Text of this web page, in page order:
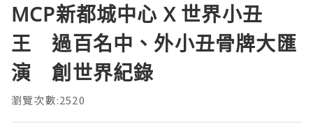
MCP新都城中心 X 世界小丑
王 過百名中、外小丑骨牌大匯
演 創世界紀錄
瀏覽次數:2520